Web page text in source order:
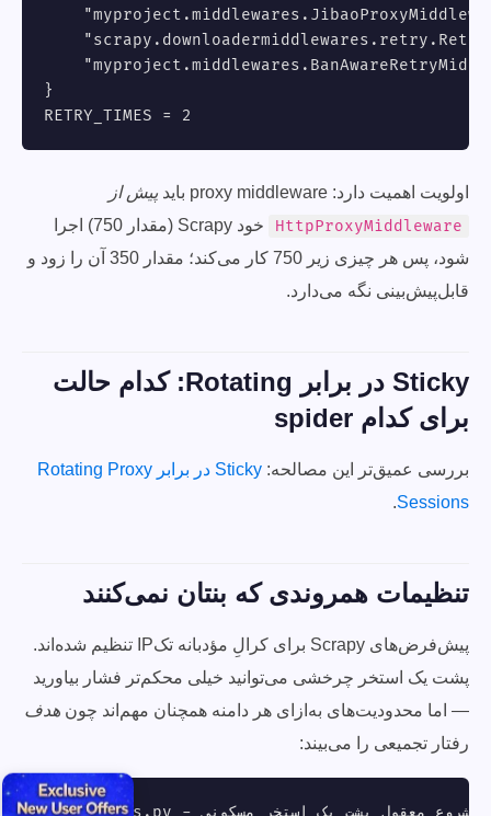
}
RETRY_TIMES = 2
اولویت اهمیت دارد: proxy middleware باید
پیش از
HttpProxyMiddleware
خود Scrapy (مقدار 750) اجرا
شود، پس هر چیزی زیر 750 کار می‌کند؛ مقدار 350 آن را زود و
قابل‌پیش‌بینی نگه می‌دارد.
Sticky در برابر Rotating: کدام حالت
برای کدام spider
بررسی عمیق‌تر این مصالحه:
Sticky در برابر Rotating Proxy
Sessions
.
تنظیمات همروندی که بنتان نمی‌کنند
پیش‌فرض‌های Scrapy برای کرالِ مؤدبانه تک‌IP تنظیم شده‌اند.
پشت یک استخر چرخشی می‌توانید خیلی محکم‌تر فشار بیاورید
— اما محدودیت‌های به‌ازای هر دامنه همچنان مهم‌اند چون هدف
رفتار تجمیعی را می‌بیند:
# settings.py - نقطه شروع معقول پشت یک استخر مسکونی